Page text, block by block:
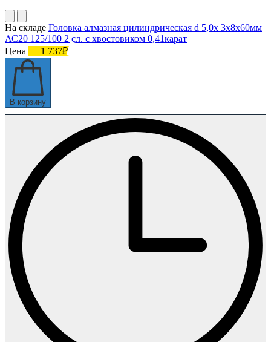
На складе Головка алмазная цилиндрическая d 5,0х 3х8х60мм
АС20 125/100 2 сл. с хвостовиком 0,41карат
Цена
1 737₽
В корзину